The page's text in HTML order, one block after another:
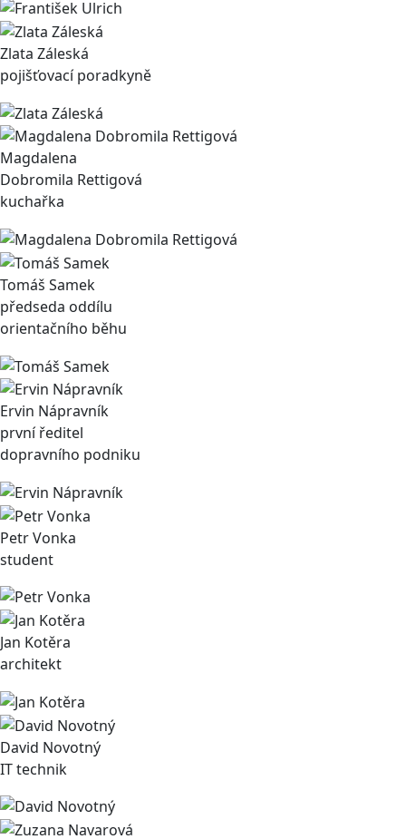
Zlata Záleská
pojišťovací poradkyně
Magdalena
Dobromila Rettigová
kuchařka
Tomáš Samek
předseda oddílu
orientačního běhu
Ervin Nápravník
první ředitel
dopravního podniku
Petr Vonka
student
Jan Kotěra
architekt
David Novotný
IT technik